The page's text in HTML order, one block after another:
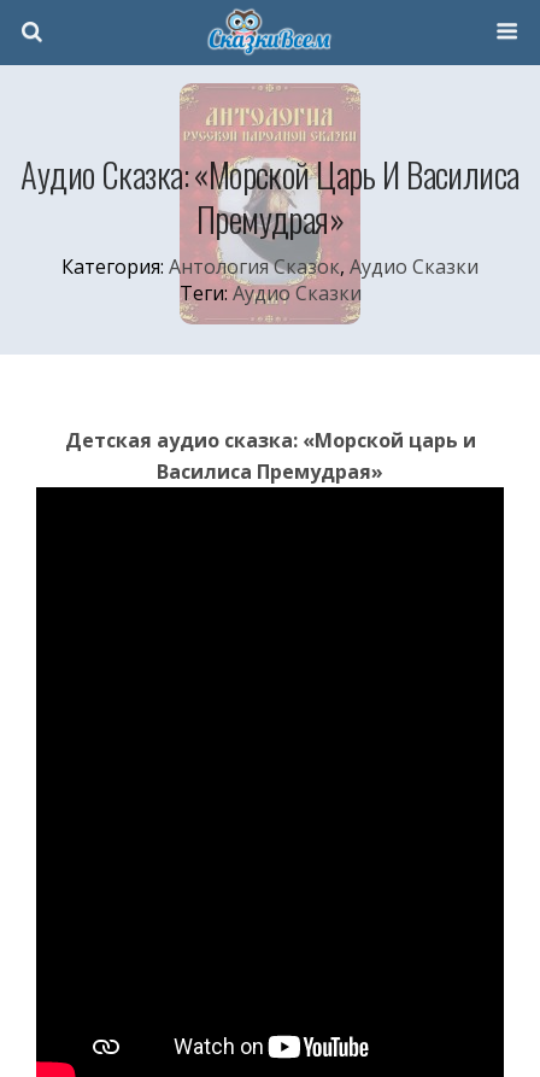
Аудио Сказка: «Морской Царь И Василиса
Премудрая»
Категория: Антология Сказок, Аудио Сказки
Теги: Аудио Сказки
Детская аудио сказка: «Морской царь и
Василиса Премудрая»